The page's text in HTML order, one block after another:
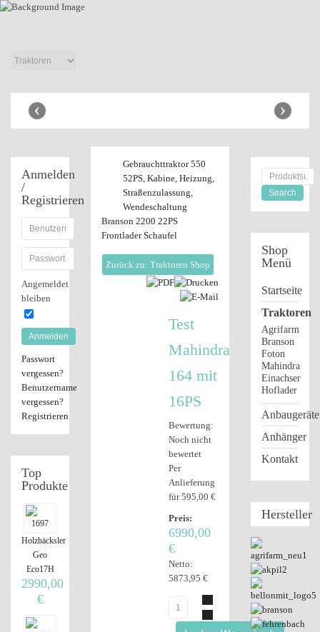
Shop
Anhänger Shop
›
‹
Gebrauchttraktor 550
52PS, Kabine, Heizung,
Straßenzulassung,
Wendeschaltung
Branson 2200 22PS
Frontlader Schaufel
Zurück zu: Traktoren Shop
Test
Mahindra
164 mit
16PS
Bewertung:
Noch nicht
bewertet
Per
Anlieferung
für 595,00 €
Preis:
6990,00
€
Netto:
5873,95 €
Anmelden
/
Registrieren
Angemeldet
bleiben
Anmelden
Passwort
vergessen?
Benutzername
vergessen?
Registrieren
Top
Produkte
Holzhäcksler
Geo
Eco17H
2990,00
€
Shop
Menü
Startseite
Traktoren
Agrifarm
Branson
Foton
Mahindra
Einachser
Hoflader
Anbaugeräte
Anhänger
Kontakt
Hersteller